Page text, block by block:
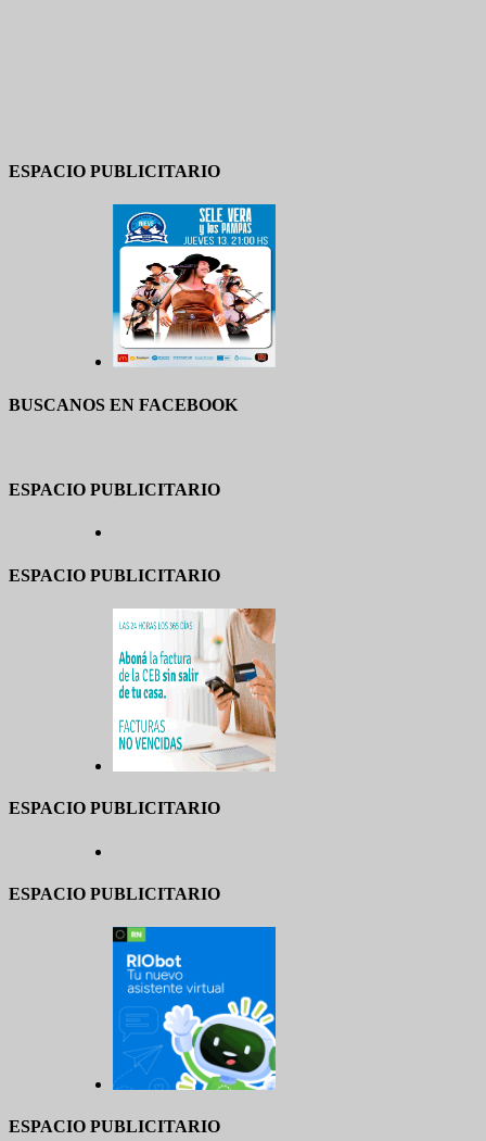
ESPACIO PUBLICITARIO
BUSCANOS EN FACEBOOK
ESPACIO PUBLICITARIO
ESPACIO PUBLICITARIO
ESPACIO PUBLICITARIO
ESPACIO PUBLICITARIO
ESPACIO PUBLICITARIO